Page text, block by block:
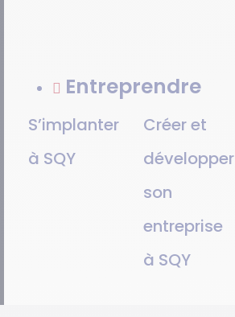
Entreprendre
S’implanter
à SQY
Créer et
développer
son
entreprise
à SQY